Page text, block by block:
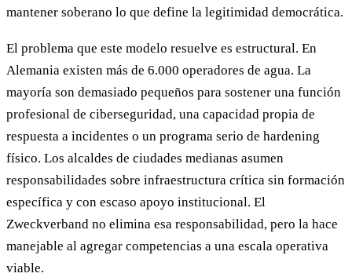
mantener soberano lo que define la legitimidad democrática.
El problema que este modelo resuelve es estructural. En
Alemania existen más de 6.000 operadores de agua. La
mayoría son demasiado pequeños para sostener una función
profesional de ciberseguridad, una capacidad propia de
respuesta a incidentes o un programa serio de hardening
físico. Los alcaldes de ciudades medianas asumen
responsabilidades sobre infraestructura crítica sin formación
específica y con escaso apoyo institucional. El
Zweckverband no elimina esa responsabilidad, pero la hace
manejable al agregar competencias a una escala operativa
viable.